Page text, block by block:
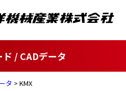
/ CADデータ
タ > KMX